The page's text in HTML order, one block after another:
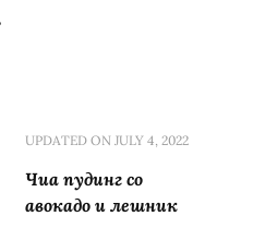
UPDATED ON JULY 4, 2022
Чиа пудинг со
авокадо и лешник